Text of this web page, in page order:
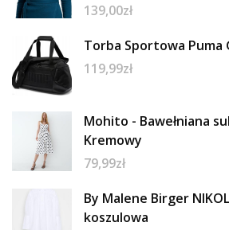
139,00zł
Torba Sportowa Puma
119,99zł
Mohito - Bawełniana
Kremowy
79,99zł
By Malene Birger
koszulowa